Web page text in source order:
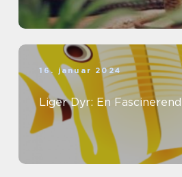
16. januar 2024
Liger Dyr: En